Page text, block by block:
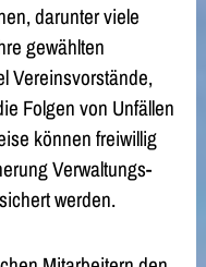
darunter viele
gewählten
Vereinsvorstände,
Folgen von Unfällen
können freiwillig
Verwaltungs-
werden.